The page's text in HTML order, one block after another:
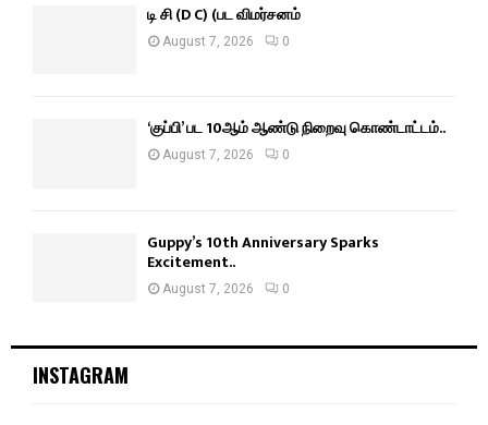
டி சி (D C) (பட விமர்சனம்
August 7, 2026 0
‘குப்பி’ பட 10ஆம் ஆண்டு நிறைவு கொண்டாட்டம்..
August 7, 2026 0
Guppy’s 10th Anniversary Sparks
Excitement..
August 7, 2026 0
INSTAGRAM